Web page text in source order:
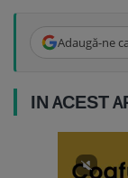
Adaugă-ne
IN ACEST